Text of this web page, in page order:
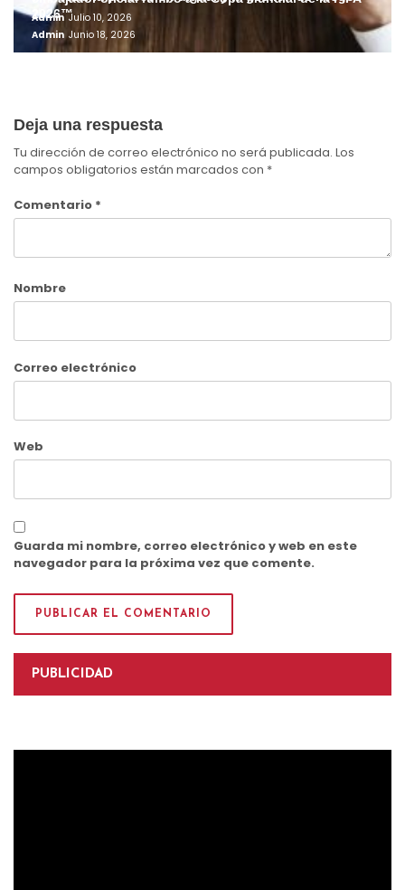
Admin Julio 10, 2026
2026™
Admin Junio 18, 2026
Deja una respuesta
Tu dirección de correo electrónico no será publicada. Los
campos obligatorios están marcados con *
Comentario *
Nombre
Correo electrónico
Web
Guarda mi nombre, correo electrónico y web en este
navegador para la próxima vez que comente.
PUBLICIDAD